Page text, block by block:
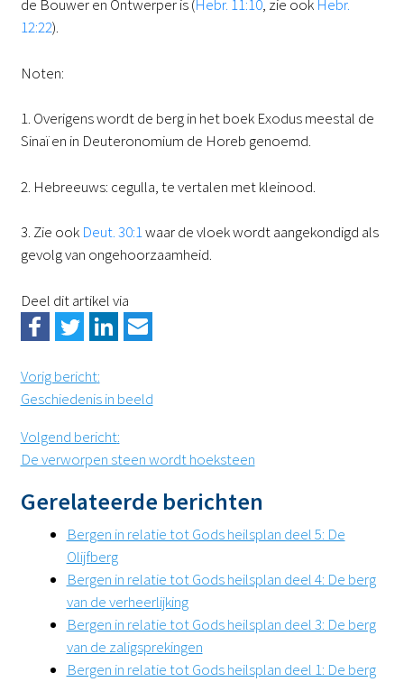
de Bouwer en Ontwerper is (Hebr. 11:10, zie ook Hebr.
12:22).
Noten:
1. Overigens wordt de berg in het boek Exodus meestal de
Sinaï en in Deuteronomium de Horeb genoemd.
2. Hebreeuws: cegulla, te vertalen met kleinood.
3. Zie ook Deut. 30:1waar de vloek wordt aangekondigd als
gevolg van ongehoorzaamheid.
Deel dit artikel via
Vorig bericht:
Geschiedenis in beeld
Volgend bericht:
De verworpen steen wordt hoeksteen
Gerelateerde berichten
Bergen in relatie tot Gods heilsplan deel 5: De
Olijfberg
Bergen in relatie tot Gods heilsplan deel 4: De berg
van de verheerlijking
Bergen in relatie tot Gods heilsplan deel 3: De berg
van de zaligsprekingen
Bergen in relatie tot Gods heilsplan deel 1: De berg